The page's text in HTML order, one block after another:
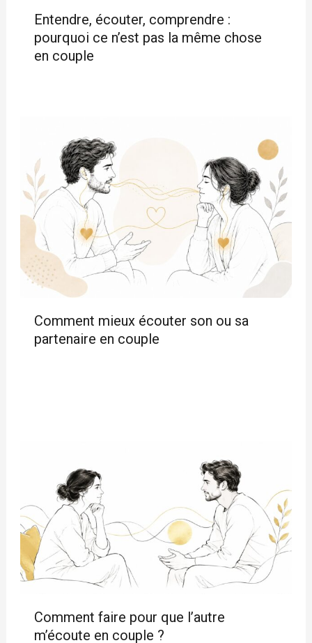
Entendre, écouter, comprendre :
pourquoi ce n’est pas la même chose
en couple
Comment mieux écouter son ou sa
partenaire en couple
Comment faire pour que l’autre
m’écoute en couple ?